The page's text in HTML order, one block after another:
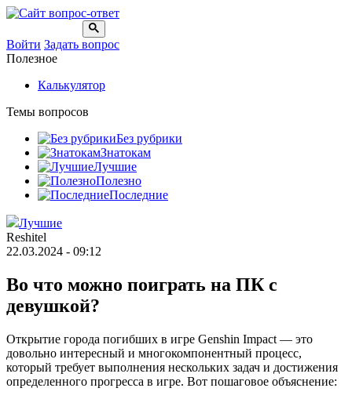
Войти Задать вопрос
Полезное
Калькулятор
Темы вопросов
Без рубрики
Знатокам
Лучшие
Полезно
Последние
Лучшие
Reshitel
22.03.2024 - 09:12
Во что можно поиграть на ПК с
девушкой?
Открытие города погибших в игре Genshin Impact — это
довольно интересный и многокомпонентный процесс,
который требует выполнения нескольких задач и достижения
определенного прогресса в игре. Вот пошаговое объяснение: